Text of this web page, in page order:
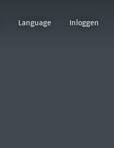
Language Inloggen